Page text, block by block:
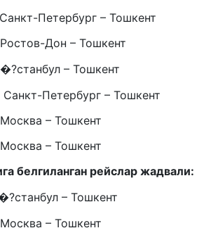
Петербург – Тошкент
Дон – Тошкент
– Тошкент
Петербург – Тошкент
– Тошкент
– Тошкент
белгиланган рейслар жадвали:
– Тошкент
– Тошкент